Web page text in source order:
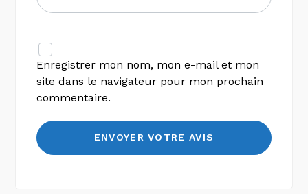
Enregistrer mon nom, mon e-mail et mon
site dans le navigateur pour mon prochain
commentaire.